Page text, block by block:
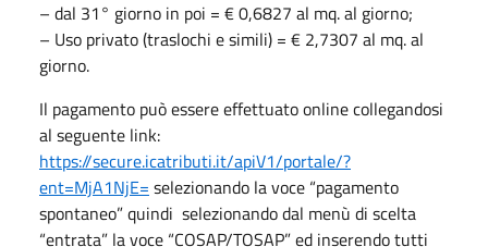
– dal 31° giorno in poi = € 0,6827 al mq. al giorno;
– Uso privato (traslochi e simili) = € 2,7307 al mq. al
giorno.
Il pagamento può essere effettuato online collegandosi
al seguente link:
https://secure.icatributi.it/apiV1/portale/?
ent=MjA1NjE= selezionando la voce “pagamento
spontaneo” quindi selezionando dal menù di scelta
“entrata” la voce “COSAP/TOSAP” ed inserendo tutti